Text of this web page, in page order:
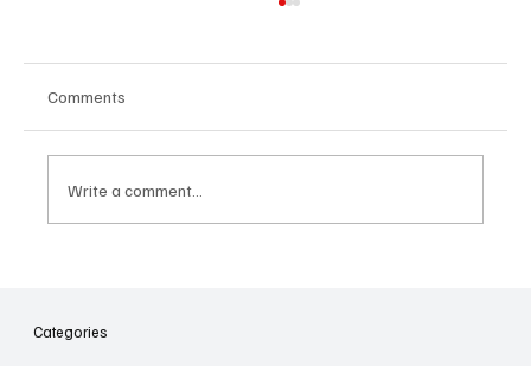
նվիրում որոշում
Comments
Write a comment...
Categories